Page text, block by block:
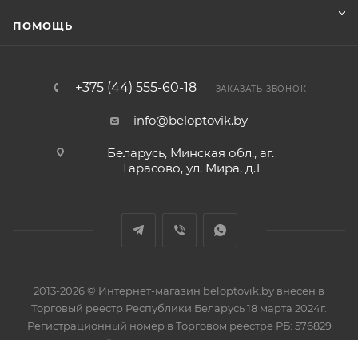
ПОМОЩЬ
+375 (44) 555-60-18 ЗАКАЗАТЬ ЗВОНОК
info@beloptovik.by
Беларусь, Минская обл., аг.
Тарасово, ул. Мира, д.1
2013-2026 © Интернет-магазин beloptovik.by внесен в
Торговый реестр Республики Беларусь 18 марта 2024г.
Регистрационный номер в Торговом реестре РБ: 576829